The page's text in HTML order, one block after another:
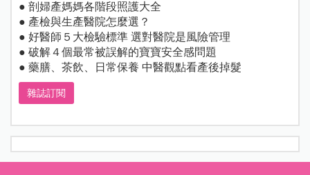
● 剖婦產媽媽各階段照護大全
● 產檢與生產醫院怎麼選？
● 好醫師５大檢驗標準 選對醫院是風險管理
● 破解４個最常被誤解的寶寶安全感問題
● 藥膳、茶飲、日常保養 中醫觀點看產後掉髮
雜誌訂閱